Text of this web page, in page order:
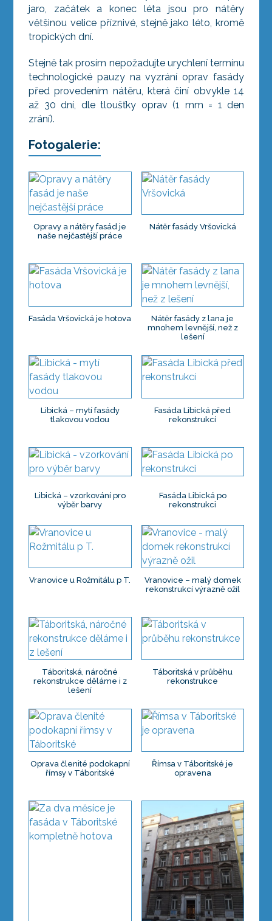
jaro, začátek a konec léta jsou pro nátěry
většinou velice příznivé, stejně jako léto, kromě
tropických dní.
Stejně tak prosím nepožadujte urychlení termínu
technologické pauzy na vyzrání oprav fasády
před provedením nátěru, která činí obvykle 14
až 30 dní, dle tloušťky oprav (1 mm = 1 den
zrání).
Fotogalerie:
Opravy a nátěry fasád je
naše nejčastější práce
Nátěr fasády Vršovická
Fasáda Vršovická je hotova
Nátěr fasády z lana je
mnohem levnější, než z
lešení
Libická – mytí fasády
tlakovou vodou
Fasáda Libická před
rekonstrukcí
Libická – vzorkování pro
výběr barvy
Fasáda Libická po
rekonstrukci
Vranovice u Rožmitálu p T.
Vranovice – malý domek
rekonstrukcí výrazně ožil
Táboritská, náročné
rekonstrukce děláme i z
lešení
Táboritská v průběhu
rekonstrukce
Oprava členité podokapní
římsy v Táboritské
Římsa v Táboritské je
opravena